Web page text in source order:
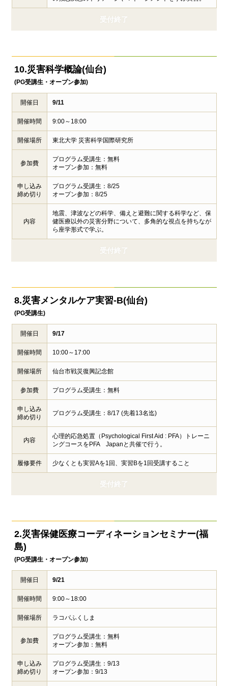
受付終了
10.災害科学概論(仙台)
(PG受講生・オープン参加)
開催日 9/11
開催時間 9:00～18:00
開催場所 東北大学 災害科学国際研究所
参加費
プログラム受講生：無料
オープン参加：無料
申し込み
締め切り
プログラム受講生：8/25
オープン参加：8/25
内容
地震、津波などの科学、備えと避難に関する科学など、保
健医療以外の災害分野について、多角的な視点を持ちなが
ら座学形式で学ぶ。
受付終了
8.災害メンタルケア実習-B(仙台)
(PG受講生)
開催日 9/17
開催時間 10:00～17:00
開催場所 仙台市戦災復興記念館
参加費 プログラム受講生：無料
申し込み
締め切り
プログラム受講生：8/17 (先着13名迄)
内容
心理的応急処置（Psychological First Aid : PFA）トレーニ
ングコースをPFA Japanと共催で行う。
履修要件 少なくとも実習Aを1回、実習Bを1回受講すること
受付終了
2.災害保健医療コーディネーションセミナー(福
島)
(PG受講生・オープン参加)
開催日 9/21
開催時間 9:00～18:00
開催場所 ラコパふくしま
参加費
プログラム受講生：無料
オープン参加：無料
申し込み
締め切り
プログラム受講生：9/13
オープン参加：9/13